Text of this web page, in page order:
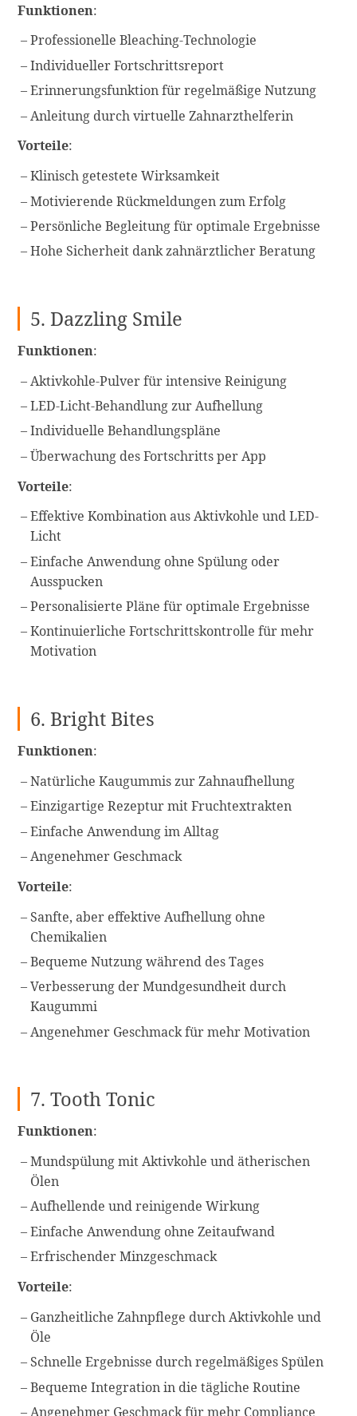
Funktionen:
Professionelle Bleaching-Technologie
Individueller Fortschrittsreport
Erinnerungsfunktion für regelmäßige Nutzung
Anleitung durch virtuelle Zahnarzthelferin
Vorteile:
Klinisch getestete Wirksamkeit
Motivierende Rückmeldungen zum Erfolg
Persönliche Begleitung für optimale Ergebnisse
Hohe Sicherheit dank zahnärztlicher Beratung
5. Dazzling Smile
Funktionen:
Aktivkohle-Pulver für intensive Reinigung
LED-Licht-Behandlung zur Aufhellung
Individuelle Behandlungspläne
Überwachung des Fortschritts per App
Vorteile:
Effektive Kombination aus Aktivkohle und LED-
Licht
Einfache Anwendung ohne Spülung oder
Ausspucken
Personalisierte Pläne für optimale Ergebnisse
Kontinuierliche Fortschrittskontrolle für mehr
Motivation
6. Bright Bites
Funktionen:
Natürliche Kaugummis zur Zahnaufhellung
Einzigartige Rezeptur mit Fruchtextrakten
Einfache Anwendung im Alltag
Angenehmer Geschmack
Vorteile:
Sanfte, aber effektive Aufhellung ohne
Chemikalien
Bequeme Nutzung während des Tages
Verbesserung der Mundgesundheit durch
Kaugummi
Angenehmer Geschmack für mehr Motivation
7. Tooth Tonic
Funktionen:
Mundspülung mit Aktivkohle und ätherischen
Ölen
Aufhellende und reinigende Wirkung
Einfache Anwendung ohne Zeitaufwand
Erfrischender Minzgeschmack
Vorteile:
Ganzheitliche Zahnpflege durch Aktivkohle und
Öle
Schnelle Ergebnisse durch regelmäßiges Spülen
Bequeme Integration in die tägliche Routine
Angenehmer Geschmack für mehr Compliance